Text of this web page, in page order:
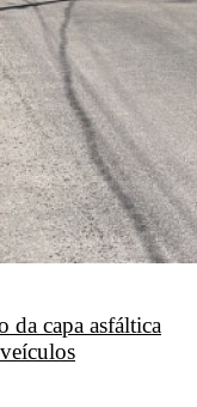
da capa asfáltica